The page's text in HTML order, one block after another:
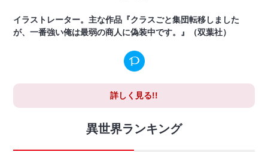
イラストレーター。主な作品『クラスごと集団転移しました
が、一番強い俺は最弱の商人に偽装中です。』（双葉社）
詳しく見る!!
異世界ランキング